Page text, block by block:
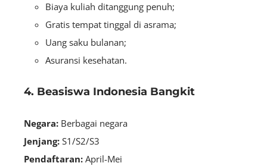
Biaya kuliah ditanggung penuh;
Gratis tempat tinggal di asrama;
Uang saku bulanan;
Asuransi kesehatan.
4. Beasiswa Indonesia Bangkit
Negara: Berbagai negara
Jenjang: S1/S2/S3
Pendaftaran: April-Mei